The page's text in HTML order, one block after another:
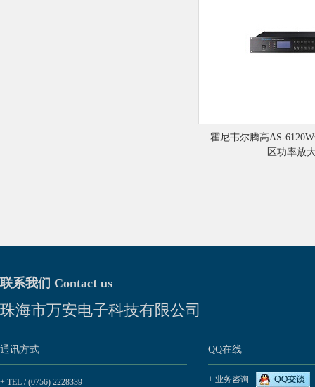
霍尼韦尔腾高AS-
区功率放
联系我们 Contact us
珠海市万安电子科技有限公司
通讯方式
+ TEL / (0756) 2228339
QQ在线
+ 业务咨询